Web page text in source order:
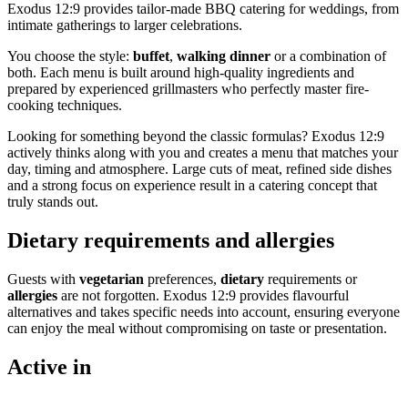
Exodus 12:9 provides tailor-made BBQ catering for weddings, from
intimate gatherings to larger celebrations.
You choose the style: buffet, walking dinner or a combination of
both. Each menu is built around high-quality ingredients and
prepared by experienced grillmasters who perfectly master fire-
cooking techniques.
Looking for something beyond the classic formulas? Exodus 12:9
actively thinks along with you and creates a menu that matches your
day, timing and atmosphere. Large cuts of meat, refined side dishes
and a strong focus on experience result in a catering concept that
truly stands out.
Dietary requirements and allergies
Guests with vegetarian preferences, dietary requirements or
allergies are not forgotten. Exodus 12:9 provides flavourful
alternatives and takes specific needs into account, ensuring everyone
can enjoy the meal without compromising on taste or presentation.
Active in